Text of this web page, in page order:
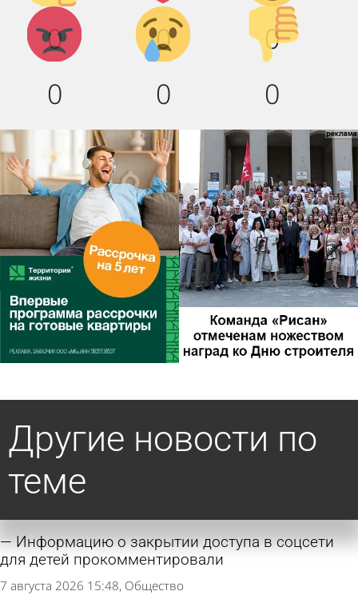
0 0 0
Агрессия!
0
Грусть :
(
0
Палец
вниз!
0
Другие новости по
теме
Информацию о закрытии доступа в соцсети
для детей прокомментировали
7 августа 2026 15:48 Общество